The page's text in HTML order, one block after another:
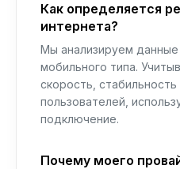
Как определяется
интернета?
Мы анализируем данные
мобильного типа.
скорость,
пользователей,
подключение.
Почему моего